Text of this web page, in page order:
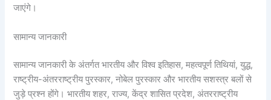
जाएंगे।
सामान्य जानकारी
सामान्य जानकारी के अंतर्गत भारतीय और विश्व इतिहास, महत्वपूर्ण तिथियां, युद्ध,
राष्ट्रीय-अंतरराष्ट्रीय पुरस्कार, नोबेल पुरस्कार और भारतीय सशस्त्र बलों से
जुड़े प्रश्न होंगे। भारतीय शहर, राज्य, केंद्र शासित प्रदेश, अंतरराष्ट्रीय